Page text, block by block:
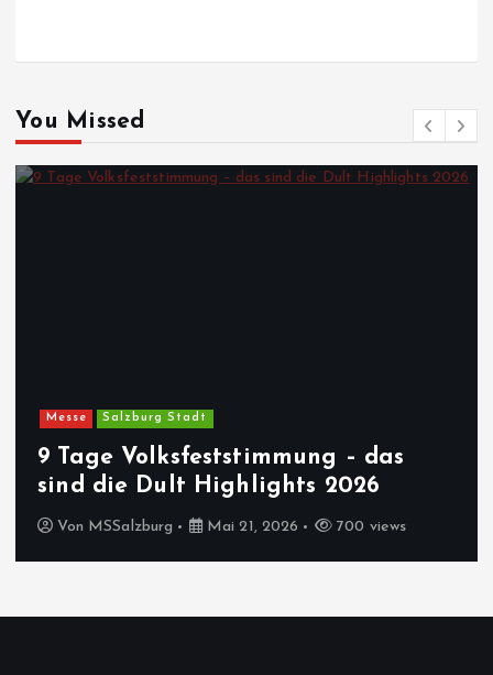
You Missed
Messe Salzburg Stadt
9 Tage Volksfeststimmung – das
sind die Dult Highlights 2026
Von MSSalzburg Mai 21, 2026 700 views